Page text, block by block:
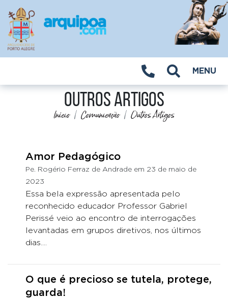
MENU
Outros Artigos
Início Comunicação Outros Artigos
Amor Pedagógico
Pe. Rogério Ferraz de Andrade em 23 de maio de
2023
Essa bela expressão apresentada pelo
reconhecido educador Professor Gabriel
Perissé veio ao encontro de interrogações
levantadas em grupos diretivos, nos últimos
dias....
O que é precioso se tutela, protege,
guarda!